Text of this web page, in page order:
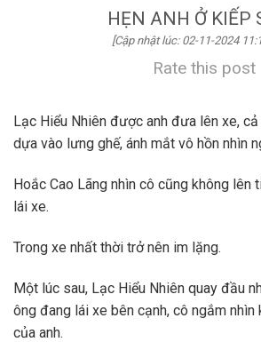
HẸN ANH Ở KIẾP
[Cập nhật lúc: 02-11-2024
Rate this post
Lạc Hiểu Nhiên được anh đưa lên xe,
dựa vào lưng ghế, ánh mắt vô hồn nhìn
Hoắc Cao Lãng nhìn cô cũng không lên
lái xe.
Trong xe nhất thời trở nên im lặng.
Một lúc sau, Lạc Hiểu Nhiên quay đầu
ông đang lái xe bên cạnh, cô ngắm nhìn
của anh.